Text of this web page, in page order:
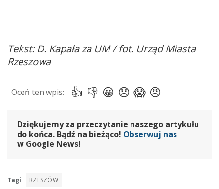
Tekst: D. Kapała za UM / fot. Urząd Miasta
Rzeszowa
Dziękujemy za przeczytanie naszego artykułu
do końca. Bądź na bieżąco! Obserwuj nas
w Google News!
Tagi: RZESZÓW